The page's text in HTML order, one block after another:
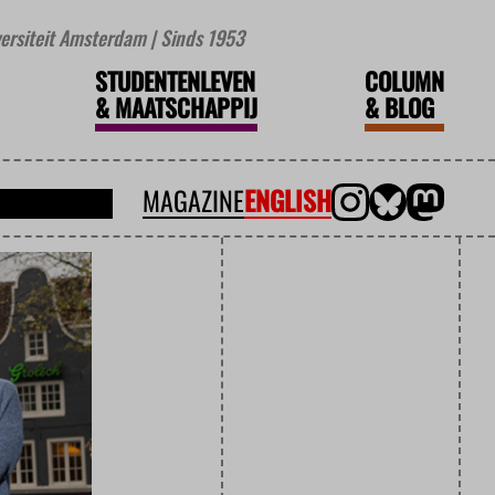
Amsterdam | Sinds 1953
STUDENTENLEVEN
&MAATSCHAPPIJ
COLUMN
&BLOG
MAGAZINEENGLISH